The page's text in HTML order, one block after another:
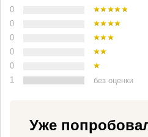
0
0
0
0
0
1
без оценки
Уже